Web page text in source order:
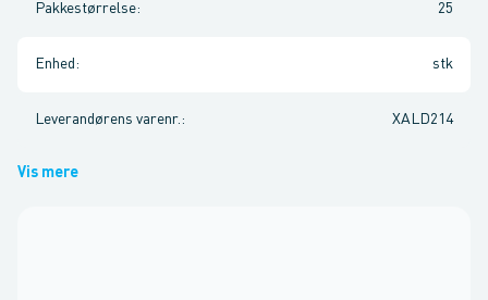
Pakkestørrelse: 25
Enhed : stk
Leverandørens varenr. : XALD214
Vis mere